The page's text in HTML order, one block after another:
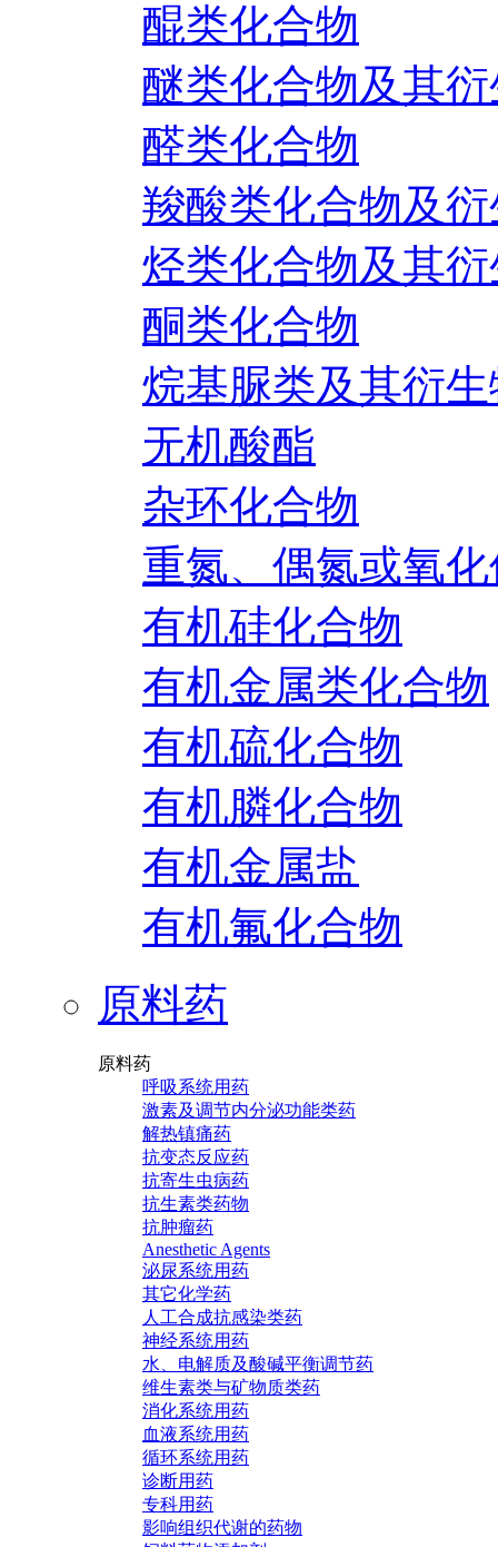
醌类化合物
醚类化合物及其
醛类化合物
羧酸类化合物及
烃类化合物及其
酮类化合物
烷基脲类及其衍
无机酸酯
杂环化合物
重氮、偶氮或氧
有机硅化合物
有机金属类化合物
有机硫化合物
有机膦化合物
有机金属盐
有机氟化合物
原料药
原料药
呼吸系统用药
激素及调节内分泌功能类药
解热镇痛药
抗变态反应药
抗寄生虫病药
抗生素类药物
抗肿瘤药
Anesthetic Agents
泌尿系统用药
其它化学药
人工合成抗感染类药
神经系统用药
水、电解质及酸碱平衡调节药
维生素类与矿物质类药
消化系统用药
血液系统用药
循环系统用药
诊断用药
专科用药
影响组织代谢的药物